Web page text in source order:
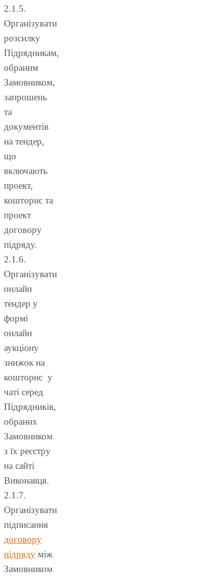
2.1.5.
Організувати
розсилку
Підрядникам,
обраним
Замовником,
запрошень
та
документів
на тендер,
що
включають
проект,
кошторис та
проект
договору
підряду.
2.1.6.
Організувати
онлайн
тендер у
формі
онлайн
аукціону
знижок на
кошторис у
чаті серед
Підрядників,
обраних
Замовником
з їх реєстру
на сайті
Виконавця.
2.1.7.
Організувати
підписання
договору
підряду між
Замовником